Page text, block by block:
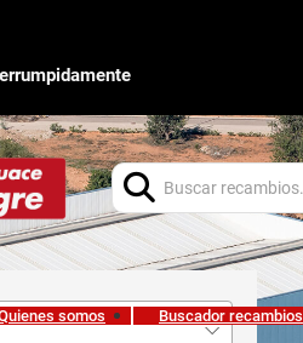
Buscar:
somos Buscador recambios